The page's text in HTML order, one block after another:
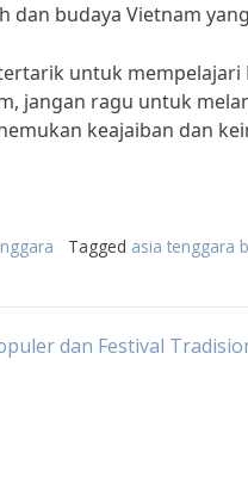
dan budaya Vietnam
untuk
jangan ragu untuk
keajaiban dan
Tagged asia tenggara
dan Festival